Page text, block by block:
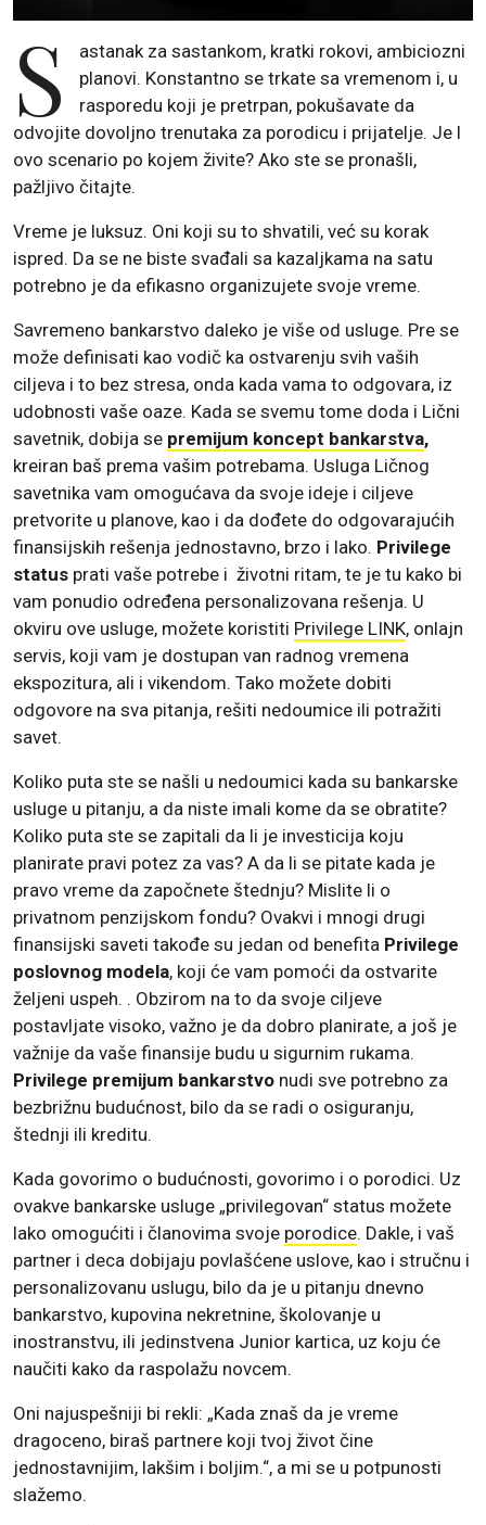
S
astanak za sastankom, kratki rokovi, ambiciozni
planovi. Konstantno se trkate sa vremenom i, u
rasporedu koji je pretrpan, pokušavate da
odvojite dovoljno trenutaka za porodicu i prijatelje. Je l
ovo scenario po kojem živite? Ako ste se pronašli,
pažljivo čitajte.
Vreme je luksuz. Oni koji su to shvatili, već su korak
ispred. Da se ne biste svađali sa kazaljkama na satu
potrebno je da efikasno organizujete svoje vreme.
Savremeno bankarstvo daleko je više od usluge. Pre se
može definisati kao vodič ka ostvarenju svih vaših
ciljeva i to bez stresa, onda kada vama to odgovara, iz
udobnosti vaše oaze. Kada se svemu tome doda i Lični
savetnik, dobija se premijum koncept bankarstva,
kreiran baš prema vašim potrebama. Usluga Ličnog
savetnika vam omogućava da svoje ideje i ciljeve
pretvorite u planove, kao i da dođete do odgovarajućih
finansijskih rešenja jednostavno, brzo i lako. Privilege
status prati vaše potrebe i životni ritam, te je tu kako bi
vam ponudio određena personalizovana rešenja. U
okviru ove usluge, možete koristiti Privilege LINK, onlajn
servis, koji vam je dostupan van radnog vremena
ekspozitura, ali i vikendom. Tako možete dobiti
odgovore na sva pitanja, rešiti nedoumice ili potražiti
savet.
Koliko puta ste se našli u nedoumici kada su bankarske
usluge u pitanju, a da niste imali kome da se obratite?
Koliko puta ste se zapitali da li je investicija koju
planirate pravi potez za vas? A da li se pitate kada je
pravo vreme da započnete štednju? Mislite li o
privatnom penzijskom fondu? Ovakvi i mnogi drugi
finansijski saveti takođe su jedan od benefita Privilege
poslovnog modela, koji će vam pomoći da ostvarite
željeni uspeh. . Obzirom na to da svoje ciljeve
postavljate visoko, važno je da dobro planirate, a još je
važnije da vaše finansije budu u sigurnim rukama.
Privilege premijum bankarstvo nudi sve potrebno za
bezbrižnu budućnost, bilo da se radi o osiguranju,
štednji ili kreditu.
Kada govorimo o budućnosti, govorimo i o porodici. Uz
ovakve bankarske usluge „privilegovan“ status možete
lako omogućiti i članovima svoje porodice. Dakle, i vaš
partner i deca dobijaju povlašćene uslove, kao i stručnu i
personalizovanu uslugu, bilo da je u pitanju dnevno
bankarstvo, kupovina nekretnine, školovanje u
inostranstvu, ili jedinstvena Junior kartica, uz koju će
naučiti kako da raspolažu novcem.
Oni najuspešniji bi rekli: „Kada znaš da je vreme
dragoceno, biraš partnere koji tvoj život čine
jednostavnijim, lakšim i boljim.“, a mi se u potpunosti
slažemo.